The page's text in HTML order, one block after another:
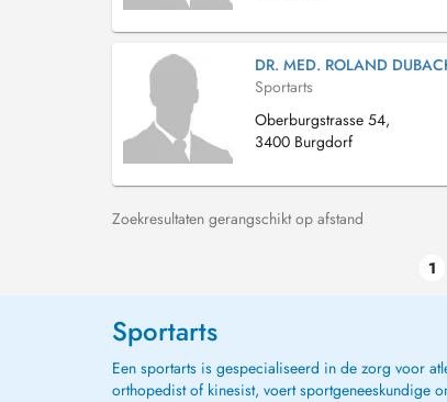
DR. MED. ROLAND
Sportarts
Oberburgstrasse 54,
3400 Burgdorf
Zoekresultaten gerangschikt op afstand
1
Sportarts
Een sportarts is gespecialiseerd in de zorg voor
orthopedist of kinesist, voert sportgeneeskundige